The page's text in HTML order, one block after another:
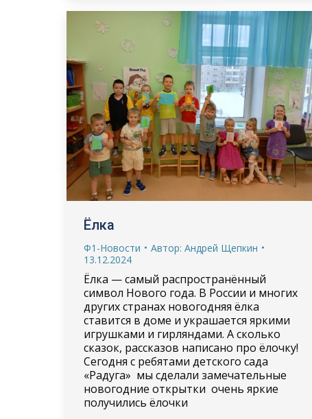
Ёлка
Ф1-Новости Автор: Андрей Щепкин
13.12.2024
Ёлка — самый распространённый
символ Нового года. В России и многих
других странах новогодняя ёлка
ставится в доме и украшается яркими
игрушками и гирляндами. А сколько
сказок, рассказов написано про ёлочку!
Сегодня с ребятами детского сада
«Радуга» мы сделали замечательные
новогодние открытки очень яркие
получились ёлочки